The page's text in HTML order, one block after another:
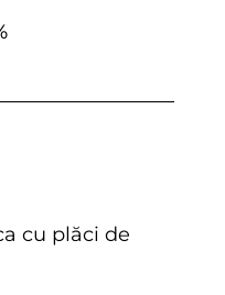
cu plăci de